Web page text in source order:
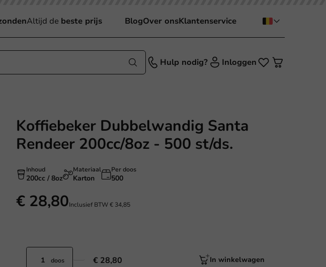
Altijd de beste prijs BlogOver onsKlantenservice
Hulp nodig? Inloggen
Koffiebeker Dubbelwandig Santa
Rendeer 200cc/8oz - 500 st/ds.
Inhoud
200cc / 8oz
Materiaal
Karton
Per doos
500
€ 28,80Inclusief BTW€ 34,85
doos € 28,80 In winkelwagen